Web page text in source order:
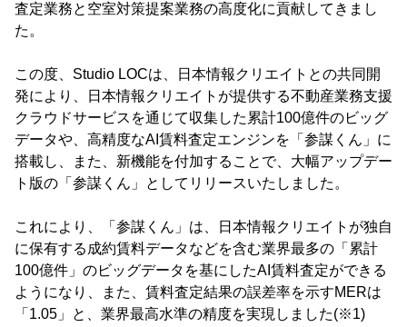
査定業務と空室対策提案業務の高度化に貢献してきまし
た。
この度、Studio LOCは、日本情報クリエイトとの共同開
発により、日本情報クリエイトが提供する不動産業務支援
クラウドサービスを通じて収集した累計100億件のビッグ
データや、高精度なAI賃料査定エンジンを「参謀くん」に
搭載し、また、新機能を付加することで、大幅アップデー
ト版の「参謀くん」としてリリースいたしました。
これにより、「参謀くん」は、日本情報クリエイトが独自
に保有する成約賃料データなどを含む業界最多の「累計
100億件」のビッグデータを基にしたAI賃料査定ができる
ようになり、また、賃料査定結果の誤差率を示すMERは
「1.05」と、業界最高水準の精度を実現しました(※1)